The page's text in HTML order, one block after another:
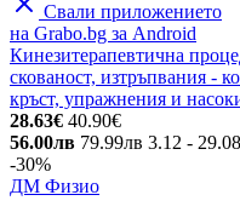
Свали приложението
на Grabo.bg за Android
Кинезитерапевтична
скованост, изтръпвания -
кръст, упражнения и
28.63€ 40.90€
56.00лв 79.99лв 3.12 - 29.08
-30%
ДМ Физио